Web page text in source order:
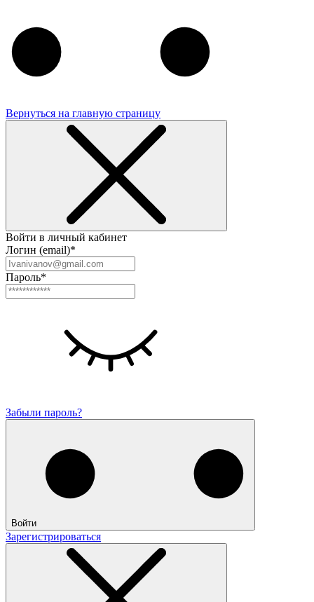
Вернуться на главную страницу
Войти в личный кабинет
Логин (email)*
Пароль*
Забыли пароль?
Войти
Зарегистрироваться